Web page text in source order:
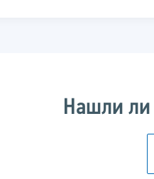
Нашли